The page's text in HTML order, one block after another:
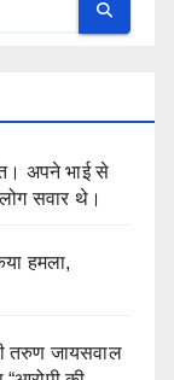
अपने भाई से
सवार थे।
हमला,
तरुण जायसवाल